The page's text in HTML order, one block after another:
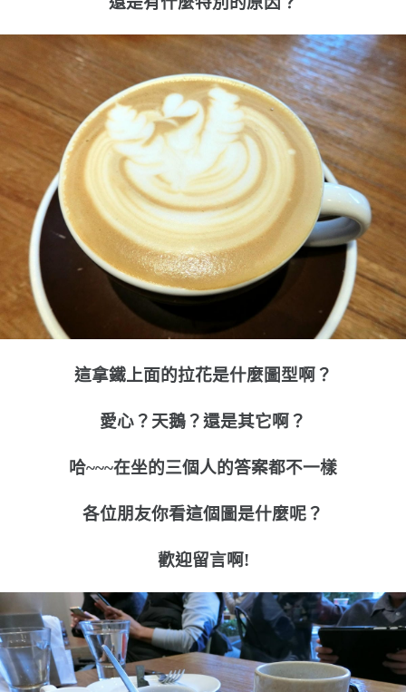
這拿鐵上面的拉花是什麼圖型啊？
愛心？天鵝？還是其它啊？
哈~~~在坐的三個人的答案都不一樣
各位朋友你看這個圖是什麼呢？
歡迎留言啊!